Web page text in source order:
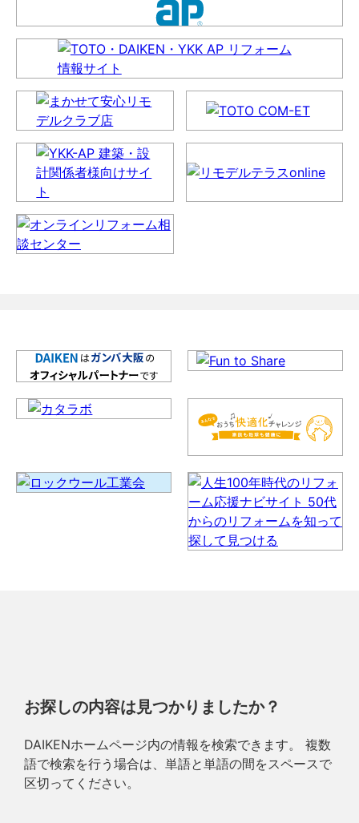
お探しの内容は見つかりましたか？
DAIKENホームページ内の情報を検索できます。 複数
語で検索を行う場合は、単語と単語の間をスペースで
区切ってください。